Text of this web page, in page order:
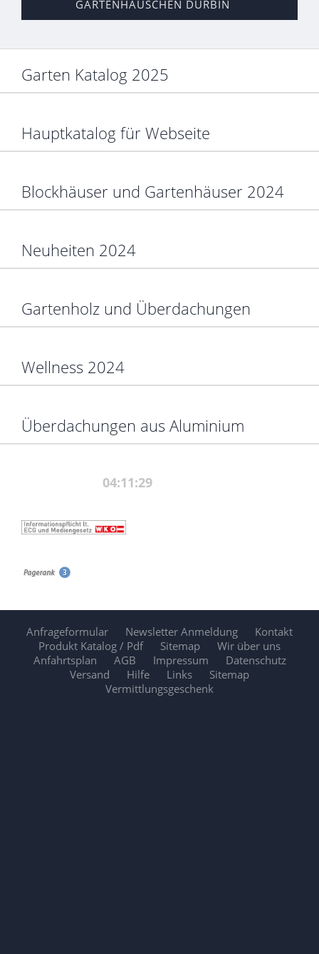
GARTENHÄUSCHEN DURBIN
Garten Katalog 2025
Hauptkatalog für Webseite
Blockhäuser und Gartenhäuser 2024
Neuheiten 2024
Gartenholz und Überdachungen
Wellness 2024
Überdachungen aus Aluminium
Anfrageformular Newsletter Anmeldung
Kontakt
Produkt Katalog / Pdf
Sitemap
Wir über uns
Anfahrtsplan
AGB Impressum
Datenschutz
Versand
Hilfe Links
Sitemap
Vermittlungsgeschenk